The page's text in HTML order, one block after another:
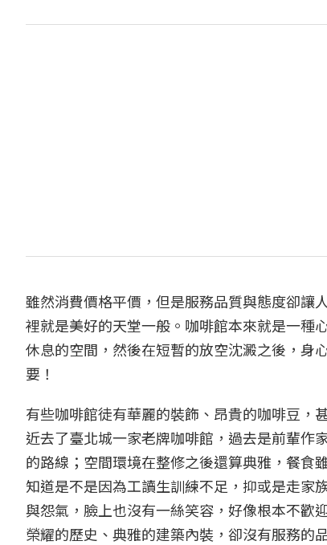
雖然消費價格平價，但是服務品質與態度卻讓
裡就是美好的天堂一般。咖啡館本來就是一種
休息的空間，然後在短暫的放空沈澱之後，身
要！
有些咖啡館徒有華麗的裝飾、昂貴的咖啡豆，
近去了臺北城一家老牌咖啡館，過去是前輩作
的路線；空間環境在整修之後還算典雅，餐食
知道是不是因為工讀生訓練不足，抑或是走家
與怨氣，臉上也沒有一絲笑容，好像根本不歡
榮耀的歷史、典雅的建築內裝，卻沒有服務的